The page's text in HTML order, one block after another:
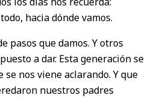
hacia dónde vamos.
pasos que damos. Y otros
a dar. Esta generación se
nos viene aclarando. Y que
nuestros padres